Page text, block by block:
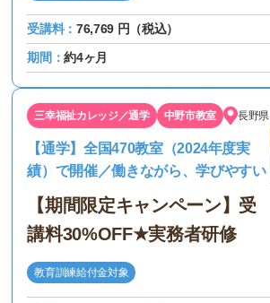
受講料：76,769 円（税込）
期間：約4ヶ月
三幸福祉カレッジ／通学 中野市教室 長野県
【通学】全国470教室（2024年度実
績）で開催／働きながら、学びやすい
【期間限定キャンペーン】受
講料30%OFF★実務者研修
教育訓練給付金対象